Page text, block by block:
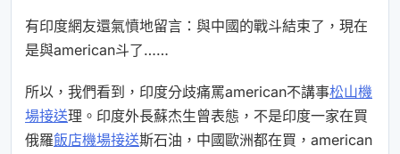
有印度網友還氣憤地留言：與中國的戰斗結束了，現在
是與american斗了……
所以，我們看到，印度分歧痛罵american不講事松山機
場接送理。印度外長蘇杰生曾表態，不是印度一家在買
俄羅飯店機場接送斯石油，中國歐洲都在買，american